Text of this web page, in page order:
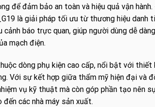
để đảm bảo an toàn và hiệu quả vận
là giải pháp tối ưu từ thương hiệu danh
cảnh báo trực quan, giúp người dùng dễ
mạch điện.
dòng phụ kiện cao cấp, nổi bật với
Với sự kết hợp giữa thẩm mỹ hiện đại và
vụ kỹ thuật mà còn góp phần tạo nên
đến các nhà máy sản xuất.